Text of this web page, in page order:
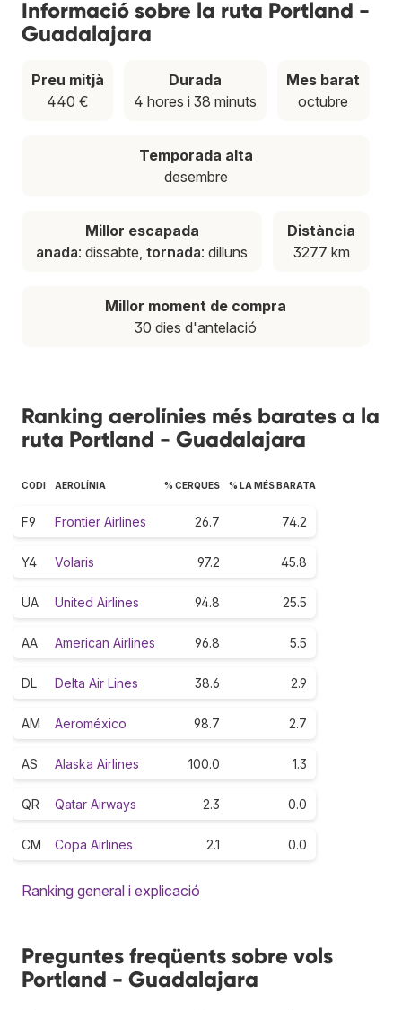
Informació sobre la ruta Portland -
Guadalajara
Preu mitjà
440 €
Durada
4 hores i 38 minuts
Mes barat
octubre
Temporada alta
desembre
Millor escapada
anada: dissabte, tornada: dilluns
Distància
3277 km
Millor moment de compra
30 dies d'antelació
Ranking aerolínies més barates a la
ruta Portland - Guadalajara
CODI AEROLÍNIA % CERQUES % LA MÉS BARATA
F9 Frontier Airlines 26.7 74.2
Y4 Volaris 97.2 45.8
UA United Airlines 94.8 25.5
AA American Airlines 96.8 5.5
DL Delta Air Lines 38.6 2.9
AM Aeroméxico 98.7 2.7
AS Alaska Airlines 100.0 1.3
QR Qatar Airways 2.3 0.0
CM Copa Airlines 2.1 0.0
Ranking general i explicació
Preguntes freqüents sobre vols
Portland - Guadalajara